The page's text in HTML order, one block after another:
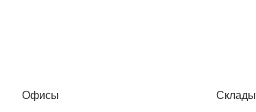
Офисы Склады